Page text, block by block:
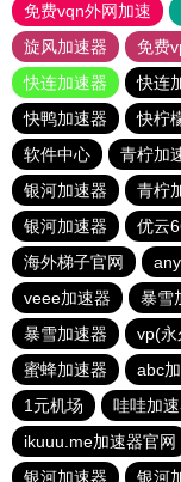
免费vqn外网加速
旋风加速器
免费
快连加速器
快连
快鸭加速器
快柠
软件中心
青柠加
银河加速器
青柠
银河加速器
优云
海外梯子官网
veee加速器
暴雪
暴雪加速器
vp(永
蜜蜂加速器
abc
1元机场
哇哇加
ikuuu.me加速器官网
银河加速器
银河